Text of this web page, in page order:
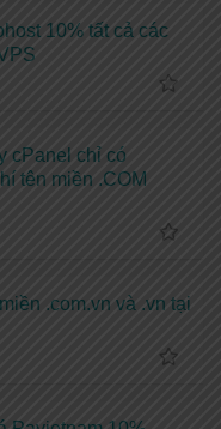
10% tất cả các
cPanel chỉ có
tên miền .COM
.com.vn và .vn tại